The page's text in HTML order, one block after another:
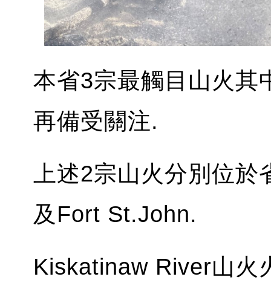
本省3宗最觸目山火其
再備受關注.
上述2宗山火分別位
及Fort St.John.
Kiskatinaw River山火